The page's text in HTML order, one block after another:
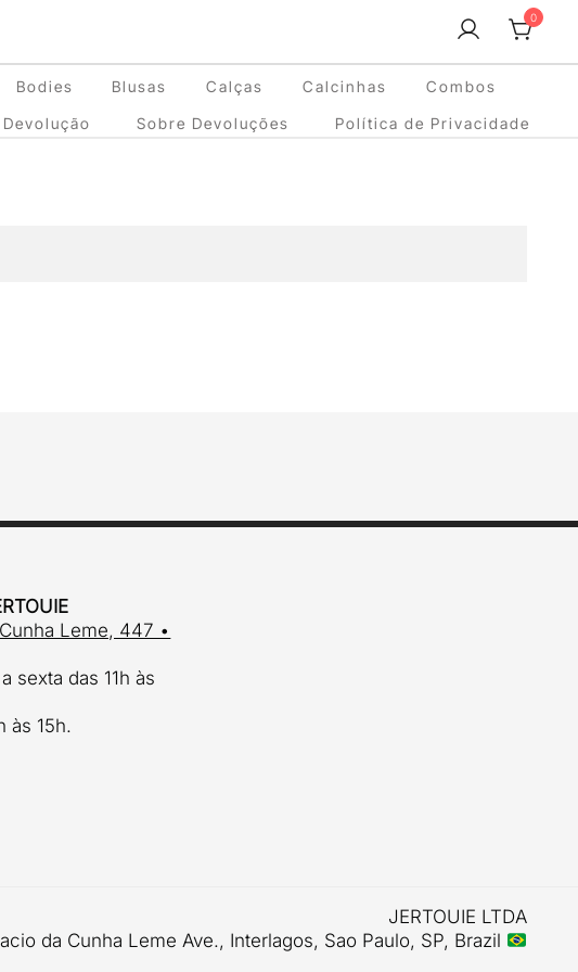
0
Bodies Blusas Calças Calcinhas
Combos
Sobre Devoluções Política de Privacidade
Leme, 447 •
sexta das 11h às
às 15h.
JERTOUIE LTDA
da Cunha Leme Ave., Interlagos, Sao Paulo, SP, Brazil